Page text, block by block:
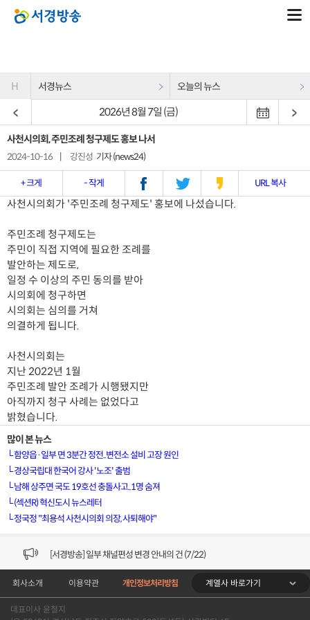
H 서경뉴스 오늘의 뉴스
2026년 8월 7일 (금)
사천시의회, 주민조례 청구제도 홍보 나서
2024-10-16 강진성 기자 (news24)
+ 크게 - 작게 URL 복사
사천시의회가 '주민조례 청구제도' 홍보에 나섰습니다.
주민조례 청구제도는
주민이 직접 지역에 필요한 조례를
발안하는 제도로,
일정 수 이상의 주민 동의를 받아
시의회에 청구하면
시의회는 심의를 거쳐
의결하게 됩니다.
사천시의회는
지난 2022년 1월
주민조례 발안 조례가 시행됐지만
아직까지 청구 사례는 없었다고
밝혔습니다.
많이 본 뉴스
└함양읍·일부 면 3분간 정전..변전소 설비 고장 원인
└경상국립대 한국어 강사 '노조' 출범
└남해 상주면 국도 19호선 충돌사고..1명 숨져
└(섹션R) 혁신도시 뉴스레터
└정국정 "최용석 사천시의회 의장, 사퇴해야"
[VOD공지] 청춘초이스 이용금액 변경 안내
[서경방송] 일부 채널편성 변경 안내의 건 (7/22)
[서경방송] 디지털알뜰형 결합 할인요금 조정 안내 (수정)
[공지] 개인정보처리방침 (Ver2.15) 개정의 건 (7/1)
회사소개 이용약관 개인정보처리방침 계열사 바로가기
대표이사 윤철지